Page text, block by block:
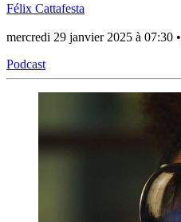
Félix Cattafesta
mercredi 29 janvier 2025 à 07:30 •
Podcast